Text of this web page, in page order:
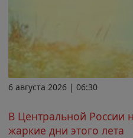
6 августа 2026 | 06:30
В Центральной России
жаркие дни этого лета